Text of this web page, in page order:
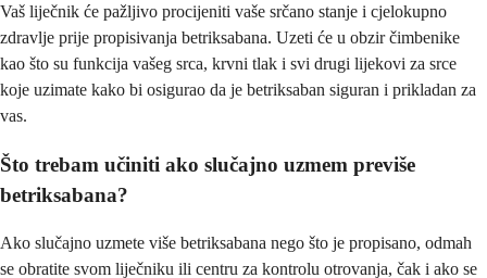
Vaš liječnik će pažljivo procijeniti vaše srčano stanje i cjelokupno
zdravlje prije propisivanja betriksabana. Uzeti će u obzir čimbenike
kao što su funkcija vašeg srca, krvni tlak i svi drugi lijekovi za srce
koje uzimate kako bi osigurao da je betriksaban siguran i prikladan za
vas.
Što trebam učiniti ako slučajno uzmem previše
betriksabana?
Ako slučajno uzmete više betriksabana nego što je propisano, odmah
se obratite svom liječniku ili centru za kontrolu otrovanja, čak i ako se